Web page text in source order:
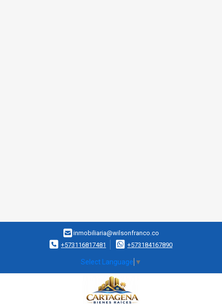
inmobiliaria@wilsonfranco.co
+573116817481
+573184167890
Select Language ▼